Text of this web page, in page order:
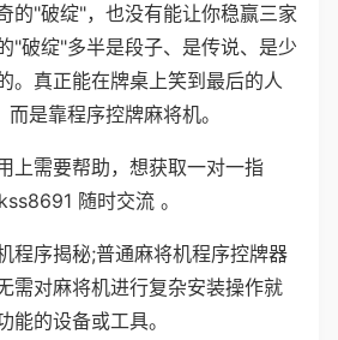
的"破绽"，也没有能让你稳赢三家
"破绽"多半是段子、是传说、是少
。真正能在牌桌上笑到最后的人
是靠程序控牌麻将机。
上需要帮助，想获取一对一指
随时交流 。
程序揭秘;普通麻将机程序控牌器
需对麻将机进行复杂安装操作就
能的设备或工具。